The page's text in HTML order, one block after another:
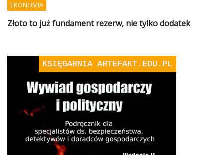
EKONOMIA
Złoto to już fundament rezerw, nie tylko dodatek